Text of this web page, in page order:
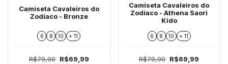
Camiseta Cavaleiros do
Zodíaco - Bronze
6 8 10 + 11
R$79,90 R$69,99
Camiseta Cavaleiros do
Zodíaco - Athena Saori
Kido
6 8 10 + 11
R$79,90 R$69,99